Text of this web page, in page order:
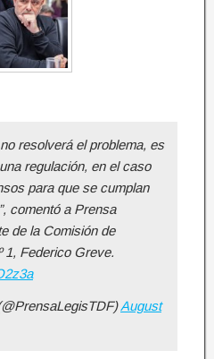
resolverá el problema, es
regulación, en el caso
para que se cumplan
comentó a Prensa
de la Comisión de
1, Federico Greve.
August